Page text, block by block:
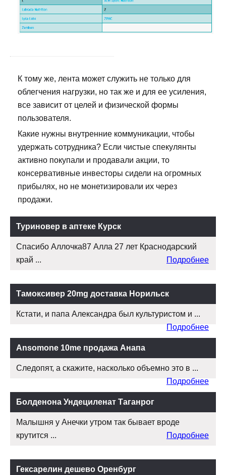
К тому же, лента может служить не только для
облегчения нагрузки, но так же и для ее усиления,
все зависит от целей и физической формы
пользователя.
Какие нужны внутренние коммуникации, чтобы
удержать сотрудника? Если чистые спекулянты
активно покупали и продавали акции, то
консервативные инвесторы сидели на огромных
прибылях, но не монетизировали их через
продажи.
Туриновер в аптеке Курск
Спасибо Аллочка87 Алла 27 лет Краснодарский
край ...
Подробнее
Тамоксивер 20mg доставка Норильск
Кстати, и папа Александра был культуристом и ...
Подробнее
Ansomone 10me продажа Анапа
Следопят, а скажите, насколько объемно это в ...
Подробнее
Болденона Ундециленат Таганрог
Малышня у Анечки утром так бывает вроде
крутится ...
Подробнее
Гексарелин дешево Оренбург